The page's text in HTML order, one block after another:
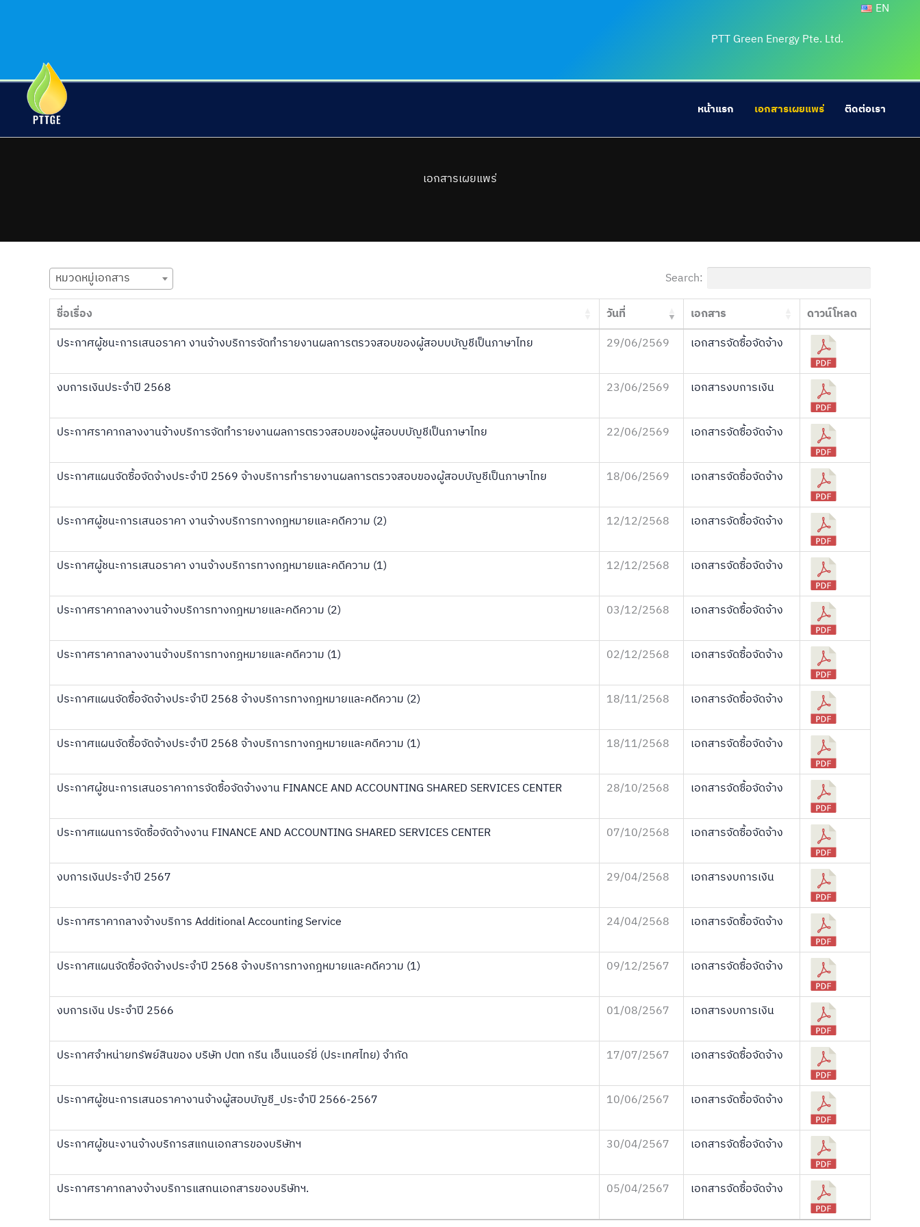
PTT Green Energy Pte. Ltd.
EN
หน้าแรก เอกสารเผยแพร่ ติดต่อเรา
เอกสารเผยแพร่
หมวดหมู่เอกสาร
Search:
ชื่อเรื่อง
วันที่ เอกสาร
ดาวน์โหลด
ประกาศผู้ชนะการเสนอราคา งานจ้างบริการจัดทำรายงานผลการตรวจสอบของผู้สอบบบัญชีเป็นภาษาไทย
29/06/2569 เอกสารจัดซื้อจัดจ้าง
งบการเงินประจำปี 2568 23/06/2569 เอกสารงบการเงิน
ประกาศราคากลางงานจ้างบริการจัดทำรายงานผลการตรวจสอบของผู้สอบบบัญชีเป็นภาษาไทย 22/06/2569 เอกสารจัดซื้อจัดจ้าง
ประกาศแผนจัดซื้อจัดจ้างประจำปี 2569 จ้างบริการทำรายงานผลการตรวจสอบของผู้สอบบัญชีเป็นภาษาไทย 18/06/2569 เอกสารจัดซื้อจัดจ้าง
ประกาศผู้ชนะการเสนอราคา งานจ้างบริการทางกฎหมายและคดีความ (2) 12/12/2568 เอกสารจัดซื้อจัดจ้าง
ประกาศผู้ชนะการเสนอราคา งานจ้างบริการทางกฎหมายและคดีความ (1) 12/12/2568 เอกสารจัดซื้อจัดจ้าง
ประกาศราคากลางงานจ้างบริการทางกฎหมายและคดีความ (2) 03/12/2568 เอกสารจัดซื้อจัดจ้าง
ประกาศราคากลางงานจ้างบริการทางกฎหมายและคดีความ (1) 02/12/2568 เอกสารจัดซื้อจัดจ้าง
ประกาศแผนจัดซื้อจัดจ้างประจำปี 2568 จ้างบริการทางกฎหมายและคดีความ (2) 18/11/2568 เอกสารจัดซื้อจัดจ้าง
ประกาศแผนจัดซื้อจัดจ้างประจำปี 2568 จ้างบริการทางกฎหมายและคดีความ (1) 18/11/2568 เอกสารจัดซื้อจัดจ้าง
ประกาศผู้ชนะการเสนอราคาการจัดซื้อจัดจ้างงาน FINANCE AND ACCOUNTING SHARED SERVICES CENTER 28/10/2568 เอกสารจัดซื้อจัดจ้าง
ประกาศแผนการจัดซื้อจัดจ้างงาน FINANCE AND ACCOUNTING SHARED SERVICES CENTER 07/10/2568 เอกสารจัดซื้อจัดจ้าง
งบการเงินประจำปี 2567 29/04/2568 เอกสารงบการเงิน
ประกาศราคากลางจ้างบริการ Additional Accounting Service 24/04/2568 เอกสารจัดซื้อจัดจ้าง
ประกาศแผนจัดซื้อจัดจ้างประจำปี 2568 จ้างบริการทางกฎหมายและคดีความ (1) 09/12/2567 เอกสารจัดซื้อจัดจ้าง
งบการเงิน ประจำปี 2566 01/08/2567 เอกสารงบการเงิน
ประกาศจำหน่ายทรัพย์สินของ บริษัท ปตท กรีน เอ็นเนอร์ยี่ (ประเทศไทย) จำกัด 17/07/2567 เอกสารจัดซื้อจัดจ้าง
ประกาศผู้ชนะการเสนอราคางานจ้างผู้สอบบัญชี_ประจำปี 2566-2567 10/06/2567 เอกสารจัดซื้อจัดจ้าง
ประกาศผู้ชนะงานจ้างบริการสแกนเอกสารของบริษัทฯ 30/04/2567 เอกสารจัดซื้อจัดจ้าง
ประกาศราคากลางจ้างบริการแสกนเอกสารของบริษัทฯ. 05/04/2567 เอกสารจัดซื้อจัดจ้าง